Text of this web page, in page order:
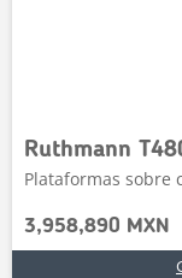
Ruthmann
Plataformas sobre
3,958,890 MXN